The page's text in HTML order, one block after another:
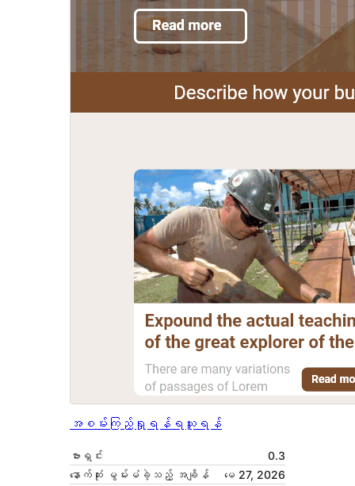
အစမ်းကြည့်ရှုရန် ရယူရန်
ဗားရှင်း
0.3
နောက်ဆုံး မွမ်းမံခဲ့သည့် အချိန်
မေ 27, 2026